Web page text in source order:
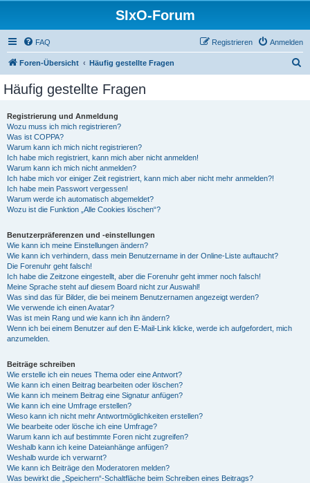
SIxO-Forum
FAQ Anmelden
Registrieren
Foren-Übersicht Häufig gestellte Fragen
Häufig gestellte Fragen
Registrierung und Anmeldung
Wozu muss ich mich registrieren?
Was ist COPPA?
Warum kann ich mich nicht registrieren?
Ich habe mich registriert, kann mich aber nicht anmelden!
Warum kann ich mich nicht anmelden?
Ich habe mich vor einiger Zeit registriert, kann mich aber nicht mehr anmelden?!
Ich habe mein Passwort vergessen!
Warum werde ich automatisch abgemeldet?
Wozu ist die Funktion „Alle Cookies löschen“?
Benutzerpräferenzen und -einstellungen
Wie kann ich meine Einstellungen ändern?
Wie kann ich verhindern, dass mein Benutzername in der Online-Liste auftaucht?
Die Forenuhr geht falsch!
Ich habe die Zeitzone eingestellt, aber die Forenuhr geht immer noch falsch!
Meine Sprache steht auf diesem Board nicht zur Auswahl!
Was sind das für Bilder, die bei meinem Benutzernamen angezeigt werden?
Wie verwende ich einen Avatar?
Was ist mein Rang und wie kann ich ihn ändern?
Wenn ich bei einem Benutzer auf den E-Mail-Link klicke, werde ich aufgefordert, mich
anzumelden.
Beiträge schreiben
Wie erstelle ich ein neues Thema oder eine Antwort?
Wie kann ich einen Beitrag bearbeiten oder löschen?
Wie kann ich meinem Beitrag eine Signatur anfügen?
Wie kann ich eine Umfrage erstellen?
Wieso kann ich nicht mehr Antwortmöglichkeiten erstellen?
Wie bearbeite oder lösche ich eine Umfrage?
Warum kann ich auf bestimmte Foren nicht zugreifen?
Weshalb kann ich keine Dateianhänge anfügen?
Weshalb wurde ich verwarnt?
Wie kann ich Beiträge den Moderatoren melden?
Was bewirkt die „Speichern“-Schaltfläche beim Schreiben eines Beitrags?